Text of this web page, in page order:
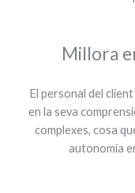
Millora
El personal del
en la seva
complexes, cosa
autonomia